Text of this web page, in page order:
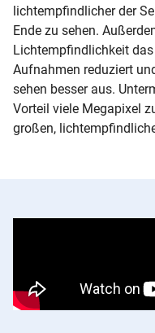
lichtempfindlicher der
Ende zu sehen.
Lichtempfindlichkeit
Aufnahmen reduziert
sehen besser aus.
Vorteil viele Megapixel
großen,